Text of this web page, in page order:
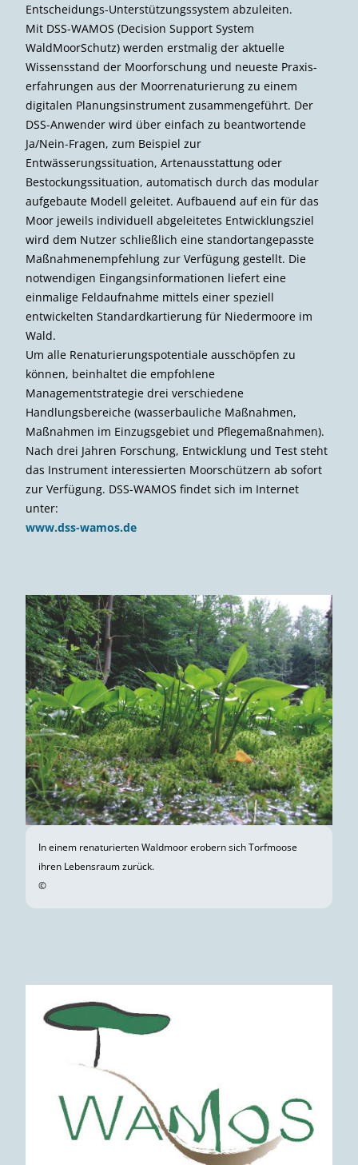
Entscheidungs-Unterstützungssystem abzuleiten.
Mit DSS-WAMOS (Decision Support System
WaldMoorSchutz) werden erstmalig der aktuelle
Wissensstand der Moorforschung und neueste Praxis­
erfahrungen aus der Moorrenaturierung zu einem
digitalen Planungsinstrument zusammengeführt. Der
DSS-Anwender wird über einfach zu beantwortende
Ja/Nein-Fragen, zum Beispiel zur
Entwässerungssituation, Artenausstattung oder
Bestockungssituation, automatisch durch das modular
aufgebaute Modell geleitet. Aufbauend auf ein für das
Moor jeweils individuell abgeleitetes Entwicklungsziel
wird dem Nutzer schließlich eine standort­angepasste
Maßnahmenempfehlung zur Verfügung gestellt. Die
notwendigen Eingangsinformationen liefert eine
einmalige Feldaufnahme mittels einer speziell
entwickelten Standard­kartierung für Niedermoore im
Wald.
Um alle Renaturierungspotentiale ausschöpfen zu
können, beinhaltet die empfohlene
Managementstrategie drei verschiedene
Handlungsbereiche (wasserbauliche Maßnahmen,
Maßnahmen im Einzugsgebiet und Pflegemaßnahmen).
Nach drei Jahren Forschung, Entwicklung und Test steht
das Instrument interessierten Moorschützern ab sofort
zur Verfügung. DSS-WAMOS findet sich im Internet
unter:
www.dss-wamos.de
In einem renaturierten Waldmoor erobern sich Torfmoose
ihren Lebensraum zurück.
©